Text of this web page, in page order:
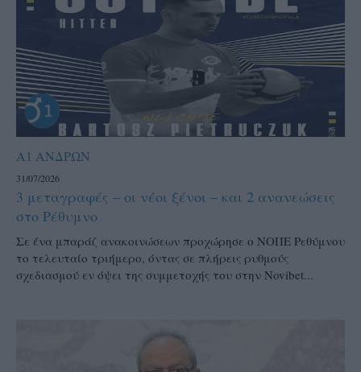
Α1 ΑΝΔΡΩΝ
31/07/2026
3 μεταγραφές – οι νέοι ξένοι – και 2 ανανεώσεις
στο Ρέθυμνο
Σε ένα μπαράζ ανακοινώσεων προχώρησε ο ΝΟΠΕ Ρεθύμνου
το τελευταίο τριήμερο, όντας σε πλήρεις ρυθμούς
σχεδιασμού εν όψει της συμμετοχής του στην Novibet...